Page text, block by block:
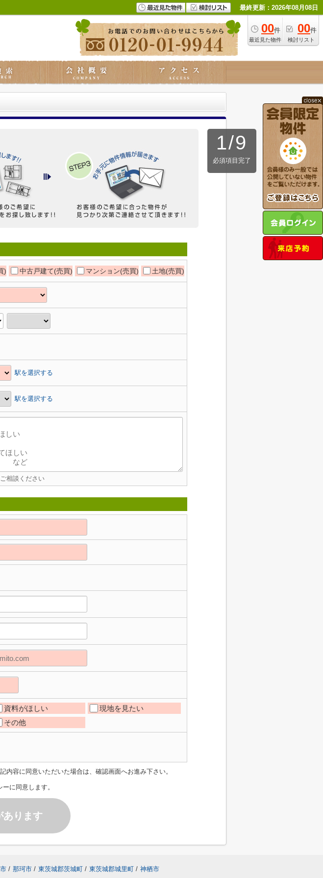
最終更新：2026年08月08日
00件
最近見た物件
00件
検討リスト
1/9
必須項目完了
) 中古戸建て(売買) マンション(売買) 土地(売買)
駅を選択する
駅を選択する
相談ください
資料がほしい
現地を見たい
その他
内容に同意いただいた場合は、確認画面へお進み下さい。
に同意します。
あります
/ 那珂市 / 東茨城郡茨城町 / 東茨城郡城里町 / 神栖市